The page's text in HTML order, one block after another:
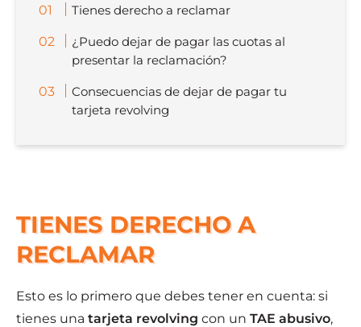
Tienes derecho a reclamar
¿Puedo dejar de pagar las cuotas al
presentar la reclamación?
Consecuencias de dejar de pagar tu
tarjeta revolving
TIENES DERECHO A
RECLAMAR
Esto es lo primero que debes tener en cuenta: si
tienes una tarjeta revolving con un TAE abusivo,